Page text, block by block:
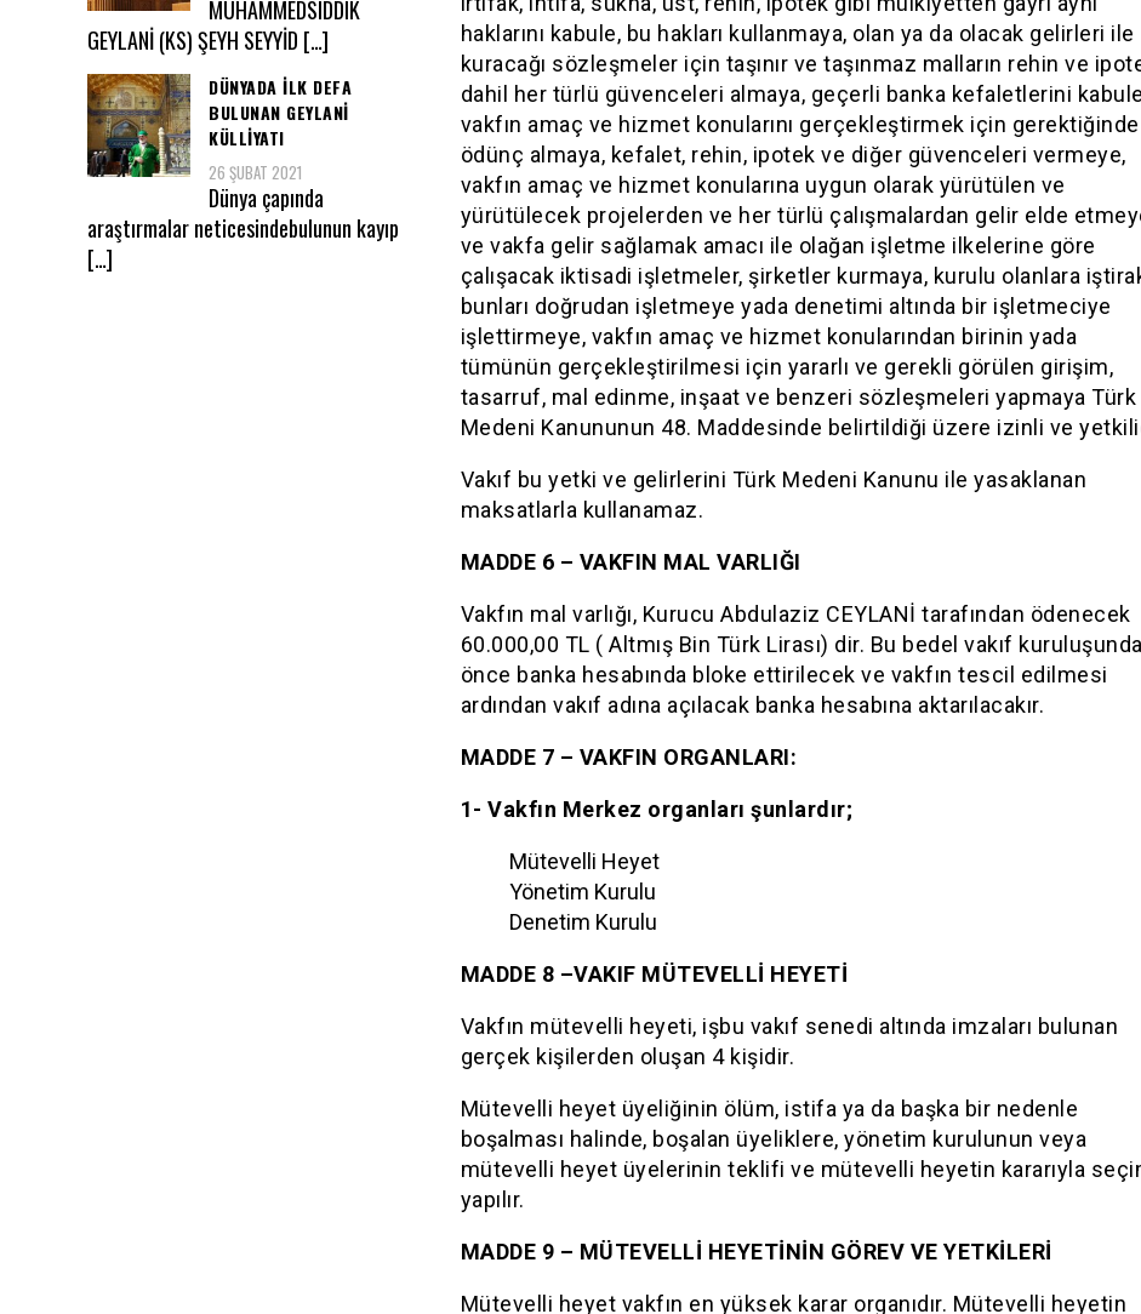
haklarını kabule, bu hakları kullanmaya, olan ya da olacak gelirleri ile
kuracağı sözleşmeler için taşınır ve taşınmaz malların rehin ve
dahil her türlü güvenceleri almaya, geçerli banka kefaletlerini
vakfın amaç ve hizmet konularını gerçekleştirmek için gerektiğinde
ödünç almaya, kefalet, rehin, ipotek ve diğer güvenceleri vermeye,
vakfın amaç ve hizmet konularına uygun olarak yürütülen ve
yürütülecek projelerden ve her türlü çalışmalardan gelir elde
ve vakfa gelir sağlamak amacı ile olağan işletme ilkelerine göre
çalışacak iktisadi işletmeler, şirketler kurmaya, kurulu olanlara
bunları doğrudan işletmeye yada denetimi altında bir işletmeciye
işlettirmeye, vakfın amaç ve hizmet konularından birinin yada
tümünün gerçekleştirilmesi için yararlı ve gerekli görülen girişim,
tasarruf, mal edinme, inşaat ve benzeri sözleşmeleri yapmaya Türk
Medeni Kanununun 48. Maddesinde belirtildiği üzere izinli ve
Vakıf bu yetki ve gelirlerini Türk Medeni Kanunu ile yasaklanan
maksatlarla kullanamaz.
MADDE 6 – VAKFIN MAL VARLIĞI
Vakfın mal varlığı, Kurucu Abdulaziz CEYLANİ tarafından ödenecek
60.000,00 TL ( Altmış Bin Türk Lirası) dir. Bu bedel vakıf
önce banka hesabında bloke ettirilecek ve vakfın tescil edilmesi
ardından vakıf adına açılacak banka hesabına aktarılacakır.
MADDE 7 – VAKFIN ORGANLARI:
1- Vakfın Merkez organları şunlardır;
Mütevelli Heyet
Yönetim Kurulu
Denetim Kurulu
MADDE 8 –VAKIF MÜTEVELLİ HEYETİ
Vakfın mütevelli heyeti, işbu vakıf senedi altında imzaları bulunan
gerçek kişilerden oluşan 4 kişidir.
Mütevelli heyet üyeliğinin ölüm, istifa ya da başka bir nedenle
boşalması halinde, boşalan üyeliklere, yönetim kurulunun veya
mütevelli heyet üyelerinin teklifi ve mütevelli heyetin kararıyla
yapılır.
MADDE 9 – MÜTEVELLİ HEYETİNİN GÖREV VE YETKİLERİ
Mütevelli heyet vakfın en yüksek karar organıdır. Mütevelli heyetin
MUHAMMEDSIDDIK
GEYLANİ (KS) ŞEYH SEYYİD […]
DÜNYADA ILK DEFA
BULUNAN GEYLANİ
KÜLLİYATI
26 ŞUBAT 2021
Dünya çapında
araştırmalar neticesindebulunun kayıp
[…]